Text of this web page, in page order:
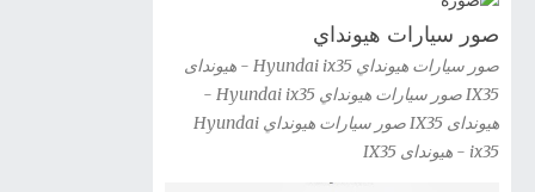
2012 شاهد صور السيارة » صور سيارات كيا G...
صور سيارات هيونداي
صور سيارات هيونداي Hyundai ix35 - هيونداى
IX35 صور سيارات هيونداي Hyundai ix35 -
هيونداى IX35 صور سيارات هيونداي Hyundai
ix35 - هيونداى IX35